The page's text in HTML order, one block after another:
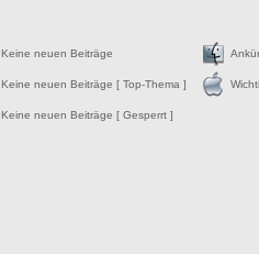
Keine neuen Beiträge
Keine neuen Beiträge [ Top-Thema ]
Keine neuen Beiträge [ Gesperrt ]